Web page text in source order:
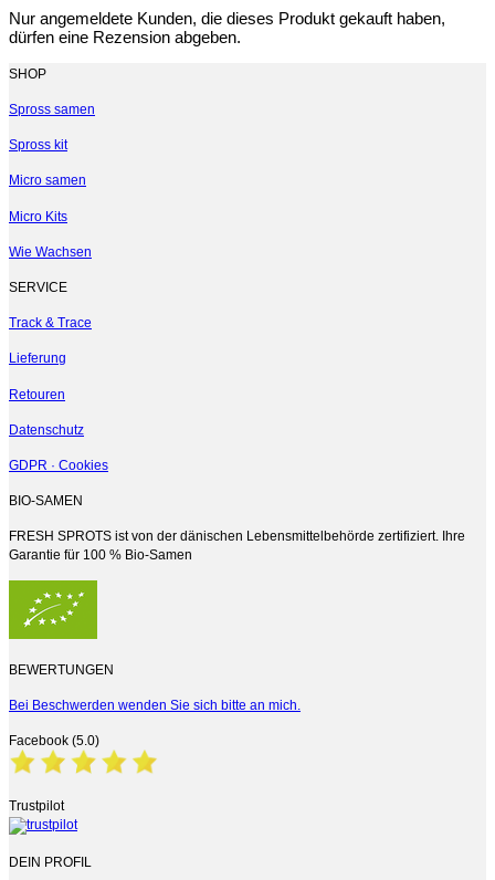
Nur angemeldete Kunden, die dieses Produkt gekauft haben,
dürfen eine Rezension abgeben.
SHOP
Spross samen
Spross kit
Micro samen
Micro Kits
Wie Wachsen
SERVICE
Track & Trace
Lieferung
Retouren
Datenschutz
GDPR · Cookies
BIO-SAMEN
FRESH SPROTS ist von der dänischen Lebensmittelbehörde zertifiziert. Ihre
Garantie für 100 % Bio-Samen
BEWERTUNGEN
Bei Beschwerden wenden Sie sich bitte an mich.
Facebook (5.0)
Trustpilot
DEIN PROFIL